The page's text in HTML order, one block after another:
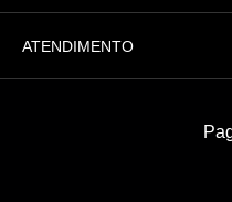
ATENDIMENTO